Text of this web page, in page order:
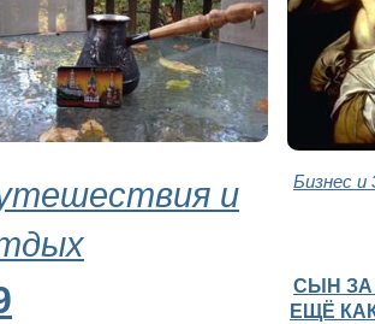
и
Бизнес и
СЫН ЗА
ЕЩЁ